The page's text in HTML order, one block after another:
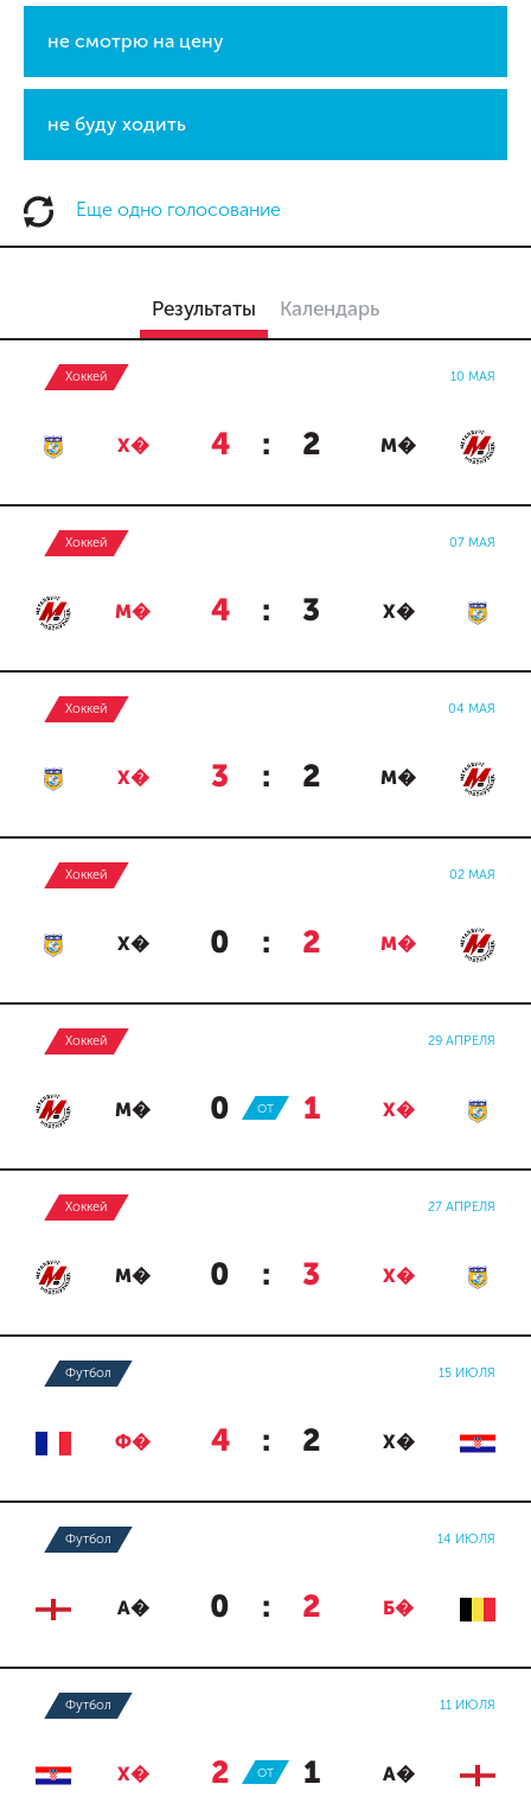
не смотрю на цену
не буду ходить
Еще одно голосование
Результаты Календарь
Хоккей 10 МАЯ
Х� 4 : 2 М�
Хоккей 07 МАЯ
М� 4 : 3 Х�
Хоккей 04 МАЯ
Х� 3 : 2 М�
Хоккей 02 МАЯ
Х� 0 : 2 М�
Хоккей 29 АПРЕЛЯ
М� 0 : 1 Х�
ОТ
Хоккей 27 АПРЕЛЯ
М� 0 : 3 Х�
Футбол 15 ИЮЛЯ
Ф� 4 : 2 Х�
Футбол 14 ИЮЛЯ
А� 0 : 2 Б�
Футбол 11 ИЮЛЯ
Х� 2 : 1 А�
ОТ